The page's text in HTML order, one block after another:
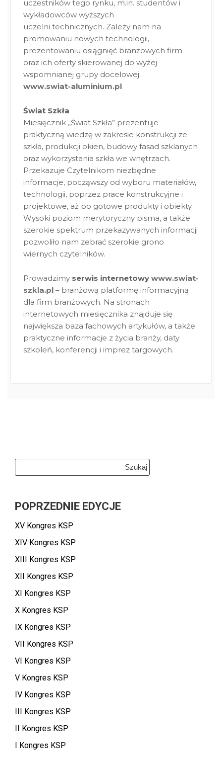
uczestników tego rynku, m.in. studentów i
wykładowców wyższych
uczelni technicznych. Zależy nam na
promowaniu nowych technologii,
prezentowaniu osiągnięć branżowych firm
oraz ich oferty skierowanej do wyżej
wspomnianej grupy docelowej.
www.swiat-aluminium.pl
Świat Szkła
Miesięcznik „Świat Szkła” prezentuje
praktyczną wiedzę w zakresie konstrukcji ze
szkła, produkcji okien, budowy fasad szklanych
oraz wykorzystania szkła we wnętrzach.
Przekazuje Czytelnikom niezbędne
informacje, począwszy od wyboru materiałów,
technologii, poprzez prace konstrukcyjne i
projektowe, aż po gotowe produkty i obiekty.
Wysoki poziom merytoryczny pisma, a także
szerokie spektrum przekazywanych informacji
pozwoliło nam zebrać szerokie grono
wiernych czytelników.
Prowadzimy serwis internetowy www.swiat-
szkla.pl – branżową platformę informacyjną
dla firm branżowych. Na stronach
internetowych miesięcznika znajduje się
największa baza fachowych artykułów, a także
praktyczne informacje z życia branży, daty
szkoleń, konferencji i imprez targowych.
POPRZEDNIE EDYCJE
XV Kongres KSP
XIV Kongres KSP
XIII Kongres KSP
XII Kongres KSP
XI Kongres KSP
X Kongres KSP
IX Kongres KSP
VII Kongres KSP
VI Kongres KSP
V Kongres KSP
IV Kongres KSP
III Kongres KSP
II Kongres KSP
I Kongres KSP